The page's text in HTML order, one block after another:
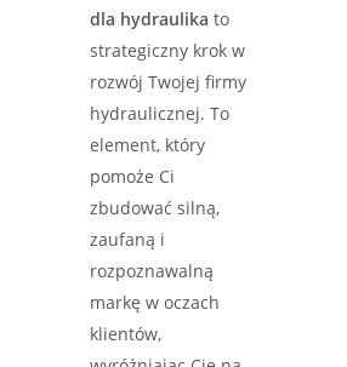
dla hydraulika to
strategiczny krok w
rozwój Twojej firmy
hydraulicznej. To
element, który
pomoże Ci
zbudować silną,
zaufaną i
rozpoznawalną
markę w oczach
klientów,